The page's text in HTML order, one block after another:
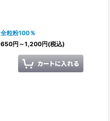
全粒粉100％
650円 ～1,200円(税込)